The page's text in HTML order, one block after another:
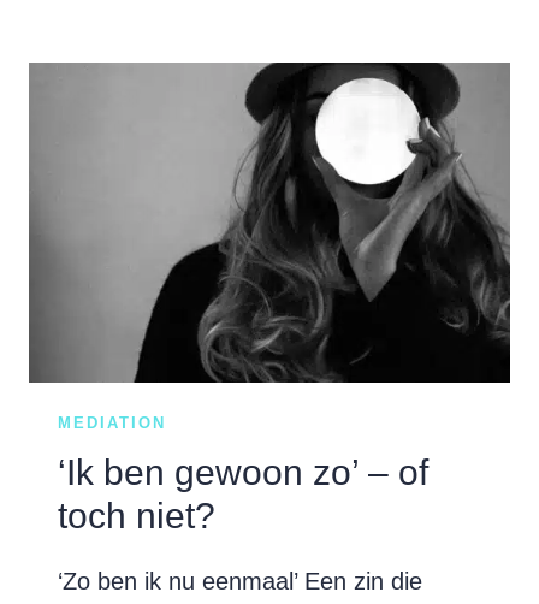
DESTRUCTIEVE
DYNAMIEK?
MEDIATION
‘Ik ben gewoon zo’ – of
toch niet?
‘Zo ben ik nu eenmaal’ Een zin die